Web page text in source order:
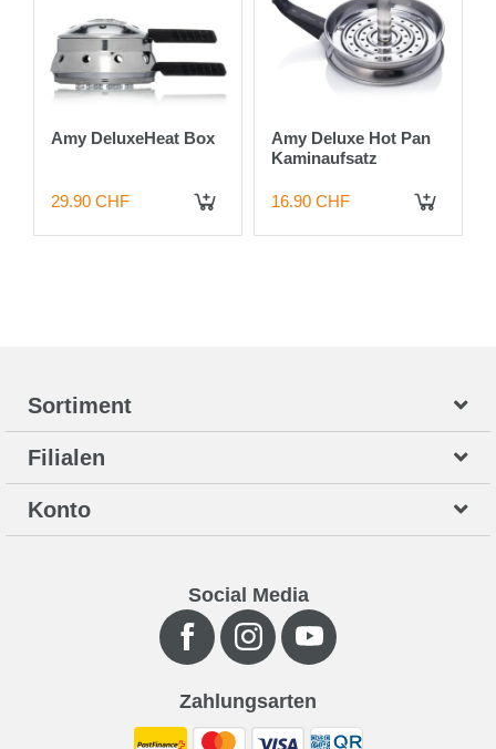
Amy DeluxeHeat Box
29.90 CHF
Amy Deluxe Hot Pan
Kaminaufsatz
16.90 CHF
Sortiment
Filialen
Konto
Social Media
Zahlungsarten